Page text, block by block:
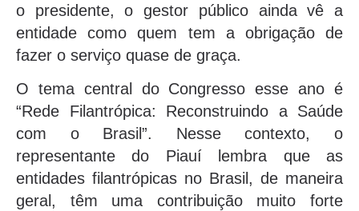
o presidente, o gestor público ainda vê a
entidade como quem tem a obrigação de
fazer o serviço quase de graça.
O tema central do Congresso esse ano é
“Rede Filantrópica: Reconstruindo a Saúde
com o Brasil”. Nesse contexto, o
representante do Piauí lembra que as
entidades filantrópicas no Brasil, de maneira
geral, têm uma contribuição muito forte